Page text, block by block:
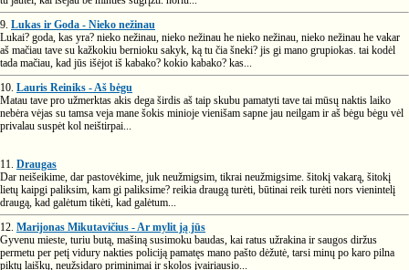
9. Lukas ir Goda - Nieko nežinau
Lukai? goda, kas yra? nieko nežinau, nieko nežinau he nieko nežinau, nieko nežinau he vakar
aš mačiau tave su kažkokiu bernioku sakyk, ką tu čia šneki? jis gi mano grupiokas. tai kodėl
tada mačiau, kad jūs išėjot iš kabako? kokio kabako? kas...
10. Lauris Reiniks - Aš bėgu
Matau tave pro užmerktas akis dega širdis aš taip skubu pamatyti tave tai mūsų naktis laiko
nebėra vėjas su tamsa veja mane šokis minioje vienišam sapne jau neilgam ir aš bėgu bėgu vėl
privalau suspėt kol neištirpai...
11. Draugas
Dar neišeikime, dar pastovėkime, juk neužmigsim, tikrai neužmigsime. šitokį vakarą, šitokį
lietų kaipgi paliksim, kam gi paliksime? reikia draugą turėti, būtinai reik turėti nors vienintelį
draugą, kad galėtum tikėti, kad galėtum...
12. Marijonas Mikutavičius - Ar mylit ją jūs
Gyvenu mieste, turiu butą, mašiną susimoku baudas, kai ratus užrakina ir saugos diržus
permetu per petį vidury nakties policiją pamatęs mano pašto dėžutė, tarsi minų po karo pilna
piktų laiškų, neužsidaro priminimai ir skolos įvairiausio...